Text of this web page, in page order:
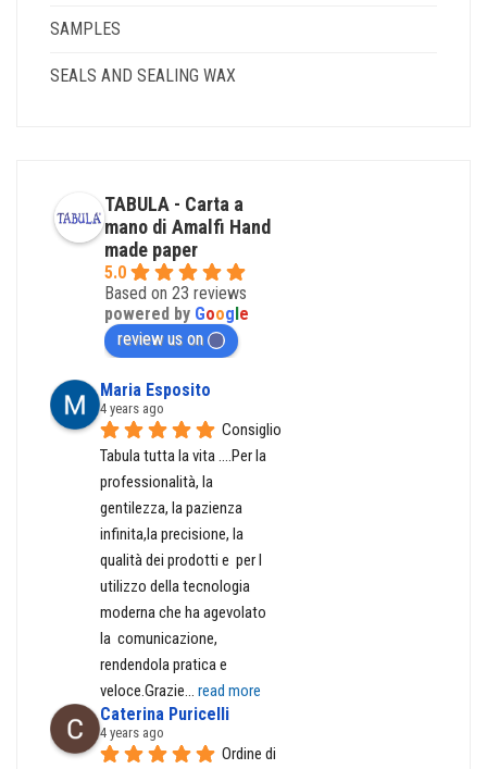
SAMPLES
SEALS AND SEALING WAX
TABULA - Carta a
mano di Amalfi Hand
made paper
5.0
Based on 23 reviews
powered by Google
review us on
Maria Esposito
4 years ago
Consiglio
Tabula tutta la vita ....Per la
professionalità, la
gentilezza, la pazienza
infinita,la precisione, la
qualità dei prodotti e  per l
utilizzo della tecnologia
moderna che ha agevolato
la  comunicazione,
rendendola pratica e
veloce.Grazie... read more
Caterina Puricelli
4 years ago
Ordine di